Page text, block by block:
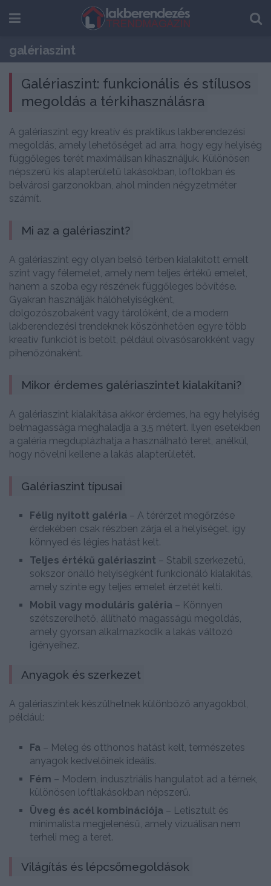
galériaszint
Galériaszint: funkcionális és stílusos
megoldás a térkihasználásra
A galériaszint egy kreatív és praktikus lakberendezési
megoldás, amely lehetőséget ad arra, hogy egy helyiség
függőleges terét maximálisan kihasználjuk. Különösen
népszerű kis alapterületű lakásokban, loftokban és
belvárosi garzonokban, ahol minden négyzetméter
számít.
Mi az a galériaszint?
A galériaszint egy olyan belső térben kialakított emelt
szint vagy félemelet, amely nem teljes értékű emelet,
hanem a szoba egy részének függőleges bővítése.
Gyakran használják hálóhelyiségként,
dolgozószobaként vagy tárolóként, de a modern
lakberendezési trendeknek köszönhetően egyre több
kreatív funkciót is betölt, például olvasósarokként vagy
pihenőzónaként.
Mikor érdemes galériaszintet kialakítani?
A galériaszint kialakítása akkor érdemes, ha egy helyiség
belmagassága meghaladja a 3,5 métert. Ilyen esetekben
a galéria megduplázhatja a használható teret, anélkül,
hogy növelni kellene a lakás alapterületét.
Galériaszint típusai
Félig nyitott galéria – A térérzet megőrzése
érdekében csak részben zárja el a helyiséget, így
könnyed és légies hatást kelt.
Teljes értékű galériaszint – Stabil szerkezetű,
sokszor önálló helyiségként funkcionáló kialakítás,
amely szinte egy teljes emelet érzetét kelti.
Mobil vagy moduláris galéria – Könnyen
szétszerelhető, állítható magasságú megoldás,
amely gyorsan alkalmazkodik a lakás változó
igényeihez.
Anyagok és szerkezet
A galériaszintek készülhetnek különböző anyagokból,
például:
Fa – Meleg és otthonos hatást kelt, természetes
anyagok kedvelőinek ideális.
Fém – Modern, indusztriális hangulatot ad a térnek,
különösen loftlakásokban népszerű.
Üveg és acél kombinációja – Letisztult és
minimalista megjelenésű, amely vizuálisan nem
terheli meg a teret.
Világítás és lépcsőmegoldások